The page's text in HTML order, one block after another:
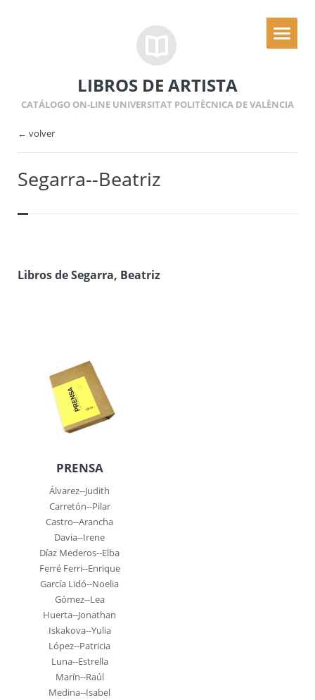
LIBROS DE ARTISTA
CATÁLOGO ON-LINE UNIVERSITAT POLITÈCNICA DE VALÈNCIA
← volver
Segarra--Beatriz
Libros de Segarra, Beatriz
PRENSA
Álvarez--Judith
Carretón--Pilar
Castro--Arancha
Davia--Irene
Díaz Mederos--Elba
Ferré Ferri--Enrique
García Lidó--Noelia
Gómez--Lea
Huerta--Jonathan
Iskakova--Yulia
López--Patricia
Luna--Estrella
Marín--Raúl
Medina--Isabel